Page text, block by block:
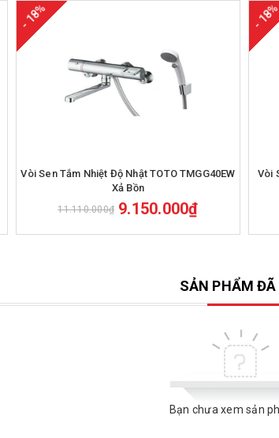
- 18%
Vòi Sen Tắm Nhiệt Độ Nhật TOTO TMGG40EW
Xả Bồn
11.110.000₫ 9.150.000₫
-
Vòi
SẢN PHẨM ĐÃ
Bạn chưa xem sản